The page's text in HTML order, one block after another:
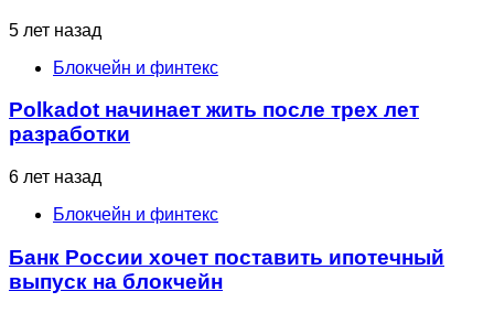
5 лет назад
Блокчейн и финтекс
Polkadot начинает жить после трех лет
разработки
6 лет назад
Блокчейн и финтекс
Банк России хочет поставить ипотечный
выпуск на блокчейн